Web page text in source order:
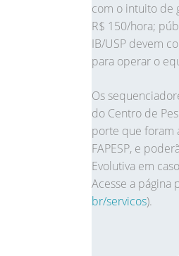
com o intuito de
R$ 150/hora;
IB/USP devem
para operar o
Os
do Centro de
porte que foram
FAPESP, e
Evolutiva em
Acesse a
br/servicos).